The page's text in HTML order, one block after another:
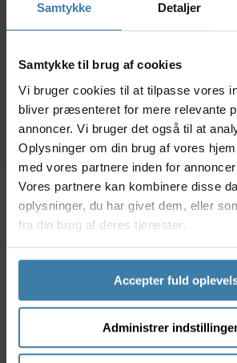
Samtykke Detaljer
Samtykke til brug af cookies
Vi bruger cookies til at tilpasse vores
bliver præsenteret for mere relevante
annoncer. Vi bruger det også til at
Oplysninger om din brug af vores
med vores partnere inden for
Vores partnere kan kombinere disse
oplysninger, du har givet dem, eller
fra din brug af deres tjenester.
Accepter fuld
Administrer
+10 på lager
Beskrivelse
Press Fit lejeskåle Campagnolo
integreret aksel.
Anvendelse
Bruges til landevejscykler med
gruppedele.